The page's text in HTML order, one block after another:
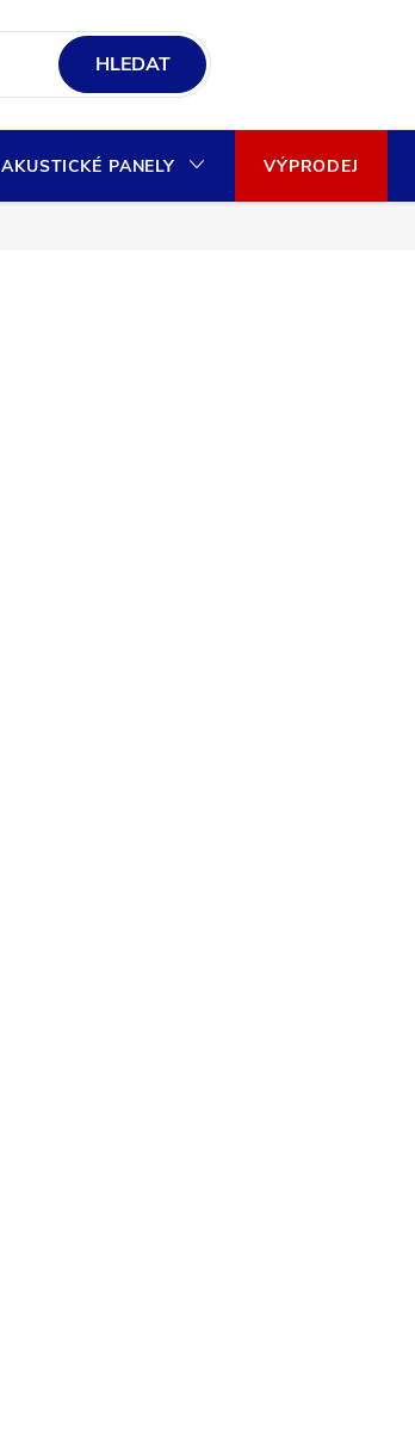
HLEDAT
AKUSTICKÉ PANELY VÝPRODEJ